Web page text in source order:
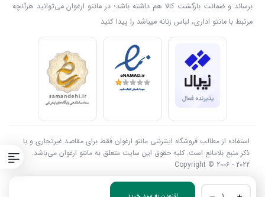
مانتو
برساند و ضمانت بازگشت کالا هم داشته باشد؛ در مانتو ارغوان می‌توانید هرآنچه
مرتبط با مانتو اداری، لباس زنانه میباشد را پیدا کنید
استفاده از مطالب فروشگاه اینترنتی مانتو ارغوان فقط برای مقاصد غیرتجاری و با
ذکر منبع بلامانع است. کلیه حقوق این سایت متعلق به مانتو ارغوان می‌باشد.
Copyright © 2006 - 2022